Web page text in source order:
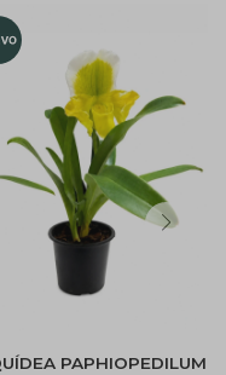
PAPHIOPEDILUM